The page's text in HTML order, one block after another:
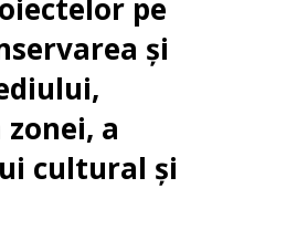
pe
și
a
cultural și